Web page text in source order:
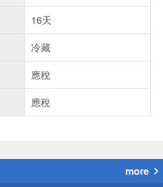
16天
冷藏
應稅
應稅
more